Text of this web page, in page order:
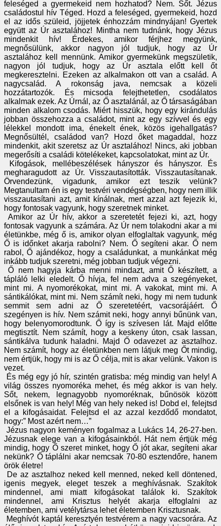
feleséged a gyermekeid nem hozhatod? Nem. Sőt. Jézus
családostul hív Téged. Hozd a feleséged, gyermekeid, hozd
el az idős szüleid, jöjjetek énhozzám mindnyájan! Gyertek
együtt az Úr asztalához! Mintha nem tudnánk, hogy Jézus
mindenkit hív! Érdekes, amikor férjhez megyünk,
megnősülünk, akkor nagyon jól tudjuk, hogy az Úr
asztalához kell mennünk. Amikor gyermekünk megszületik,
nagyon jól tudjuk, hogy az Úr asztala előtt kell őt
megkeresztelni. Ezeken az alkalmakon ott van a család. A
nagycsalád. A rokonság java, nemcsak a közeli
hozzátartozók. És micsoda felejthetetlen, csodálatos
alkalmak ezek. Az Úrnál, az Ő asztalánál, az Ő társaságában
minden alkalom csodás. Miért hisszük, hogy egy kirándulás
jobban összehozza a családot, mint az egy szívvel és egy
lélekkel mondott ima, énekelt ének, közös igehallgatás?
Megnősültél, családod van? Hozd őket magaddal, hozz
mindenkit, akit szeretsz az Úr asztalához! Nincs, aki jobban
megerősíti a családi kötelékeket, kapcsolatokat, mint az Úr.
Kifogások, mellébeszélések hányszor és hányszor. És
megharagudott az Úr. Visszautasították. Visszautasítanak.
Örvendezünk, vigadunk, amikor ezt teszik velünk?
Megtanultam én is egy testvéri vendégségben, hogy nem illik
visszautasítani azt, amit kínálnak, mert azzal azt fejezik ki,
hogy fontosak vagyunk, hogy szeretnek minket.
Amikor az Úr hív, akkor a szeretetét fejezi ki, azt, hogy
fontosak vagyunk a számára. Az Úr nem tolakodni akar a mi
életünkbe, még ő is, amikor olyan elfoglaltak vagyunk, még
Ő is időnket akarja rabolni? Nem. Ő segíteni akar. Ő nem
rabol, Ő ajándékoz, hogy a családunkat, a munkánkat még
inkább tudjuk szeretni, még jobban tudjuk végezni.
Ő nem hagyja kárba menni mindazt, amit Ő készített, a
tápláló lelki eledelt. Ő hívja, fel nem adva a szegényeket,
mint mi. A nyomorékokat, mint mi. A vakokat, mint mi. A
sántikálókat, mint mi. Nem számít neki, hogy mi nem tudunk
semmit sem adni az Ő szeretetéért, vacsorájáért. Ő
szegényen is hív. Nem számit neki, hogy annyi bűnünk van,
hogy belenyomorodtunk. Ő így is szívesen lát. Majd előtte
megtisztít. Nem számít, hogy a keskeny úton, csak lassan,
sántikálva tudunk haladni. Majd Ő odavezet az asztalhoz.
Nem számít, hogy az életünkben nem látjuk meg Őt mindig,
nem értjük, hogy mi is az Ő célja, mit is akar velünk. Vakon is
vezet.
És még egy jó hír, szintén gratisba: még mindig van hely! A
világ összes nyomoréka mehet, és még akkor is van hely.
Sőt, nekem, legnagyobb nyomoréknak, bűnösök között
elsőnek is van hely! Még van hely neked is! Dobd el, felejtsd
el a kifogásaidat. Felejtsd el az azzal kezdődő mondatot,
hogy:” Most azért nem…”
Jézus nagyon keményen fogalmaz a Lukács 14, 26-27-ben.
Jézusnak elege van a kifogásainkból. Hát nem értjük még
mindig, hogy Ő szeret minket, hogy Ő jót akar, segíteni akar
nekünk? Ő táplálni akar nemcsak 70-80 esztendőre, hanem
örök életre!
De az asztalhoz neked kell menned, neked kell döntened,
igenis megyek, eleget teszek a meghívásnak. Szakítok
mindennel, ami miatt kifogásokat találok ki. Szakítok
mindennel, ami Krisztus helyét akarja elfoglalni az
életemben, ami vetélytársa lehet életemben Krisztusnak.
Meghívót kaptál keresztyén testvérem a nagy vacsorára. Az